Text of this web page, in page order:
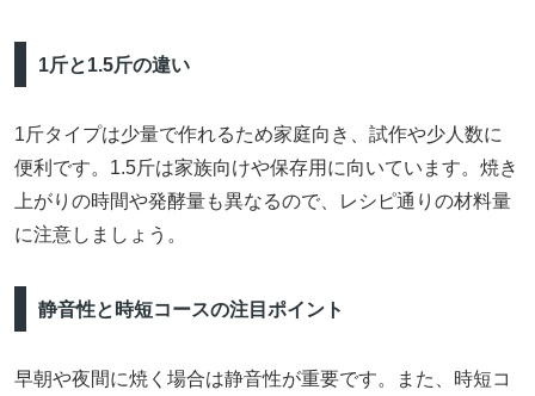
1斤と1.5斤の違い
1斤タイプは少量で作れるため家庭向き、試作や少人数に
便利です。1.5斤は家族向けや保存用に向いています。焼き
上がりの時間や発酵量も異なるので、レシピ通りの材料量
に注意しましょう。
静音性と時短コースの注目ポイント
早朝や夜間に焼く場合は静音性が重要です。また、時短コ